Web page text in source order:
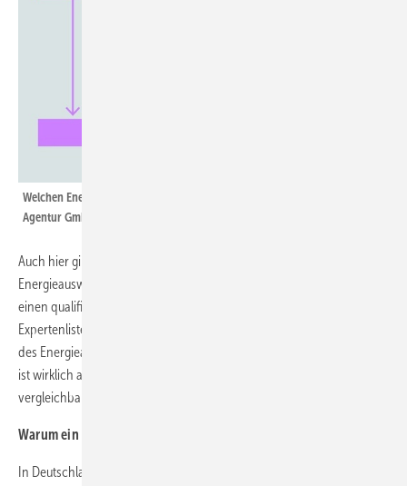
Welchen Energieausweis benötigt Ihr Gebäude? Bild: Deutsche Energie-
Agentur GmbH (dena)
Auch hier gilt die Gültigkeitsdauer von zehn Jahren. Wer einen neuen
Energieausweis erstellen lassen möchte, wendet sich am besten an
einen qualifizierten Energieberater aus der Energieeffizienz-
Expertenliste (
des Energieausweises rät die dena zum Bedarfsausweis. Denn nur der
ist wirklich aussagekräftig und macht unterschiedliche Häuser
vergleichbar.
Warum ein Bedarfsausweis empfehlenswert ist
In Deutschland gibt es zwei Arten von Energieausweisen: den